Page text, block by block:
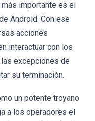
importante es el
Android. Con ese
acciones
interactuar con los
excepciones de
su terminación.
un potente troyano
a los operadores el